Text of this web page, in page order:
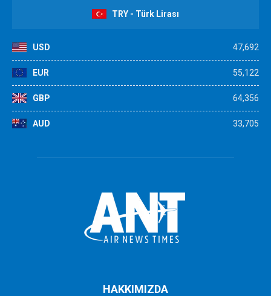
TRY - Türk Lirası
USD 47,692
EUR 55,122
GBP 64,356
AUD 33,705
HAKKIMIZDA